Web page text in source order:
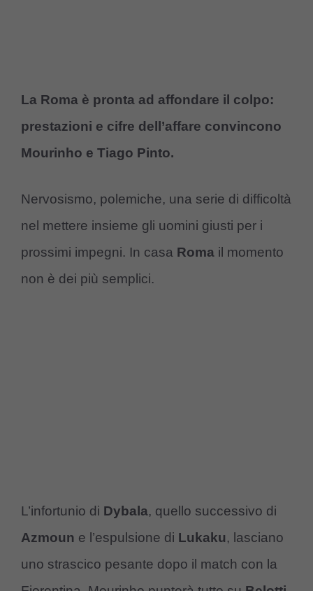
La Roma è pronta ad affondare il colpo:
prestazioni e cifre dell’affare convincono
Mourinho e Tiago Pinto.
Nervosismo, polemiche, una serie di difficoltà
nel mettere insieme gli uomini giusti per i
prossimi impegni. In casa Roma il momento
non è dei più semplici.
L’infortunio di Dybala, quello successivo di
Azmoun e l’espulsione di Lukaku, lasciano
uno strascico pesante dopo il match con la